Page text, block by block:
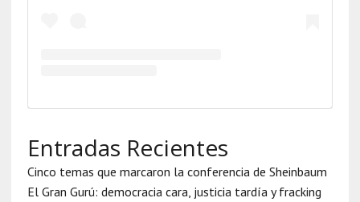
Entradas Recientes
Cinco temas que marcaron la conferencia de Sheinbaum
El Gran Gurú: democracia cara, justicia tardía y fracking